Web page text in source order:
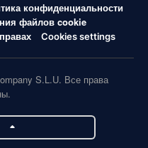
конфиденциальности
файлов cookie
Cookies settings
S.L.U. Все права